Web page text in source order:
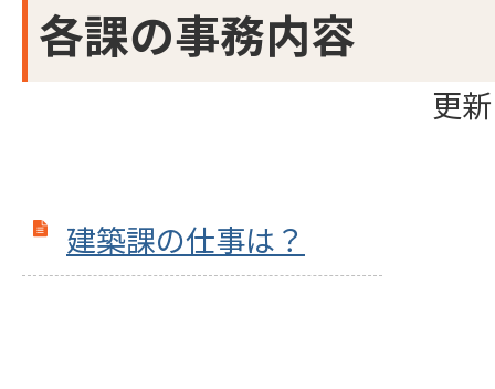
各課の事務内容
更
建築課の仕事は？